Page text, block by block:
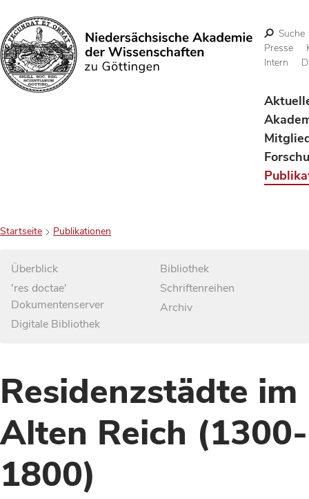
Suchen
Suche
Presse
Intern
Startseite Publikationen
Überblick
'res doctae'
Dokumentenserver
Digitale Bibliothek
Bibliothek
Schriftenreihen
Archiv
Residenzstädte im
Alten Reich (1300-
1800)